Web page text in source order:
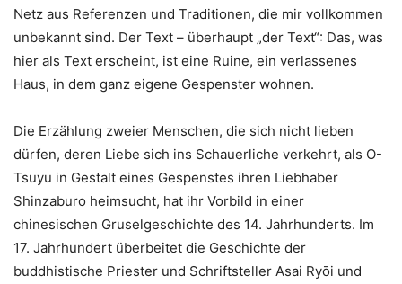
Netz aus Referenzen und Traditionen, die mir vollkommen
unbekannt sind. Der Text – überhaupt „der Text“: Das, was
hier als Text erscheint, ist eine Ruine, ein verlassenes
Haus, in dem ganz eigene Gespenster wohnen.
Die Erzählung zweier Menschen, die sich nicht lieben
dürfen, deren Liebe sich ins Schauerliche verkehrt, als O-
Tsuyu in Gestalt eines Gespenstes ihren Liebhaber
Shinzaburo heimsucht, hat ihr Vorbild in einer
chinesischen Gruselgeschichte des 14. Jahrhunderts. Im
17. Jahrhundert überbeitet die Geschichte der
buddhistische Priester und Schriftsteller Asai Ryōi und